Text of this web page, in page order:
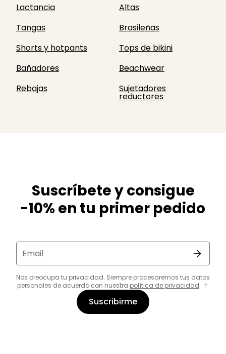
Lactancia
Altas
Tangas
Brasileñas
Shorts y hotpants
Tops de bikini
Bañadores
Beachwear
Rebajas
Sujetadores
reductores
Suscríbete y consigue
-10% en tu primer pedido
Email
Nos preocupa tu privacidad. Siempre procesaremos tus datos
personales de acuerdo con nuestra política de privacidad.
Suscribirme